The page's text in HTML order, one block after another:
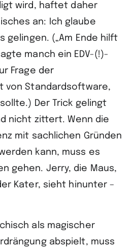
wird, haftet daher
an: Ich glaube
gelingen. („Am Ende hilft
manch ein EDV-(!)-
Frage der
von Standardsoftware,
Der Trick gelingt
nicht zittert. Wenn die
mit sachlichen Gründen
kann, muss es
gehen. Jerry, die Maus,
Kater, sieht hinunter –
als magischer
abspielt, muss